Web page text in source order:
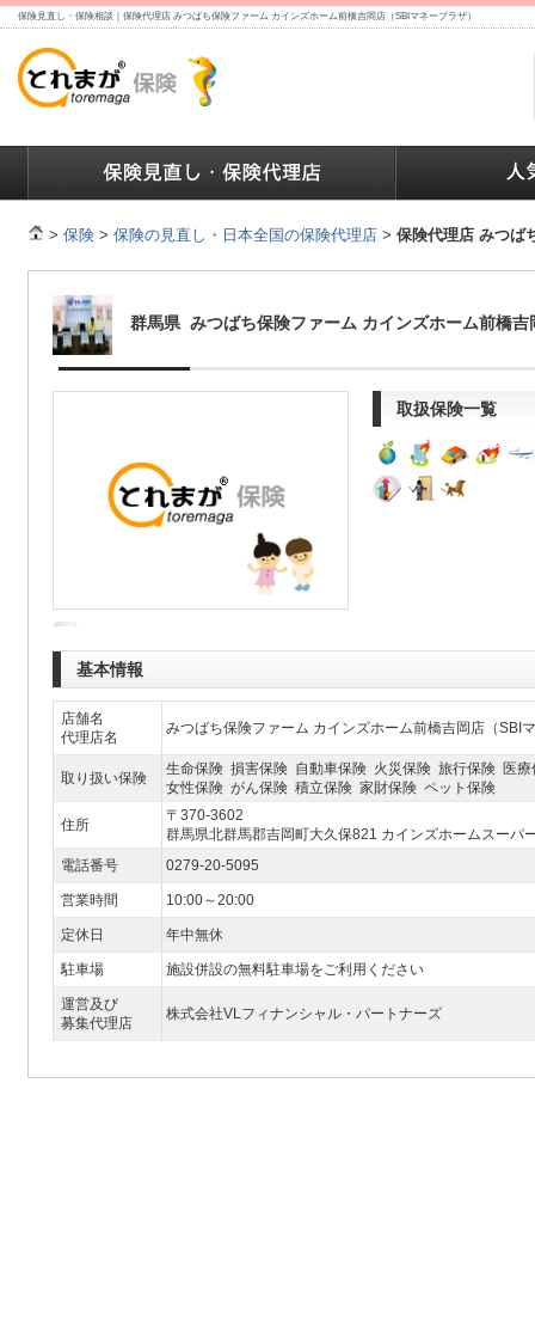
保険見直し・保険相談｜保険代理店 みつばち保険ファーム カインズホーム前橋吉岡店（SBIマネープラザ）
> 保険 > 保険の見直し・日本全国の保険代理店 > 保険代理店 みつば
群馬県 みつばち保険ファーム カインズホーム前橋
取扱保険一覧
基本情報
店舗名
代理店名
みつばち保険ファーム カインズホーム前橋吉岡店（SBI
取り扱い保険
生命保険 損害保険 自動車保険 火災保険 旅行保険 医
女性保険 がん保険 積立保険 家財保険 ペット保険
住所
〒370-3602
群馬県北群馬郡吉岡町大久保821 カインズホームスーパ
電話番号
0279-20-5095
営業時間 10:00～20:00
定休日 年中無休
駐車場 施設併設の無料駐車場をご利用ください
運営及び
募集代理店
株式会社VLフィナンシャル・パートナーズ